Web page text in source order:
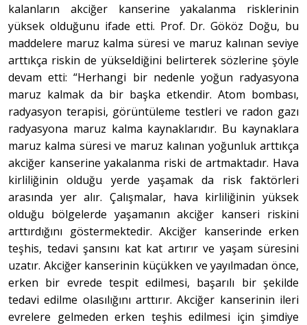
kalanların akciğer kanserine yakalanma risklerinin
yüksek olduğunu ifade etti. Prof. Dr. Gököz Doğu, bu
maddelere maruz kalma süresi ve maruz kalınan seviye
arttıkça riskin de yükseldiğini belirterek sözlerine şöyle
devam etti: “Herhangi bir nedenle yoğun radyasyona
maruz kalmak da bir başka etkendir. Atom bombası,
radyasyon terapisi, görüntüleme testleri ve radon gazı
radyasyona maruz kalma kaynaklarıdır. Bu kaynaklara
maruz kalma süresi ve maruz kalınan yoğunluk arttıkça
akciğer kanserine yakalanma riski de artmaktadır. Hava
kirliliğinin olduğu yerde yaşamak da risk faktörleri
arasında yer alır. Çalışmalar, hava kirliliğinin yüksek
olduğu bölgelerde yaşamanın akciğer kanseri riskini
arttırdığını göstermektedir. Akciğer kanserinde erken
teşhis, tedavi şansını kat kat artırır ve yaşam süresini
uzatır. Akciğer kanserinin küçükken ve yayılmadan önce,
erken bir evrede tespit edilmesi, başarılı bir şekilde
tedavi edilme olasılığını arttırır. Akciğer kanserinin ileri
evrelere gelmeden erken teşhis edilmesi için şimdiye